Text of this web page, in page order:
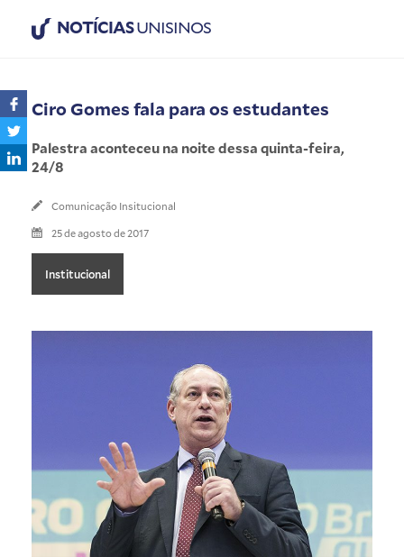
NOTÍCIASUNISINOS
Ciro Gomes fala para os estudantes
Palestra aconteceu na noite dessa quinta-feira,
24/8
Comunicação Insitucional
25 de agosto de 2017
Institucional